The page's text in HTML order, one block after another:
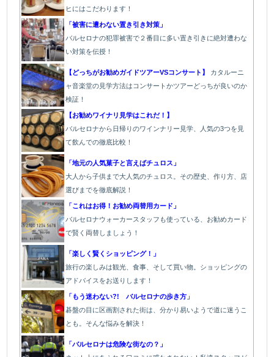
ヒにはこだわります ！
「被害に遭わない置き引き対策」
バルセロナの犯罪被害で２番目に多い置き引きに絶対遭わな
い対策を伝授！
【どっちがお勧めガイドツアーVSコンサート】 カタルーニ
ャ音楽堂の見学方法はコンサートかツアーどっちが良いのか
検証！
【お勧めワイナリ見学はこれだ！】
バルセロナから日帰りのワインナリー見学、人気の3つを見
て飲んでの徹底比較！
「地元の人気菓子と言えばチュロス」
大人から子供まで大人気のチュロス。その歴史、作り方、店
選びまでを徹底解説！
「これはお得！お勧め両替用カード」
バルセロナウォーカースタッフも使っている、お勧めカード
で賢く両替しましょう！
「楽しく賢くショッピング！」
旅行の楽しみは観光、食事、そして買い物。ショッピングの
アドバイスをお送りします！
「もう迷わない?! バルセロナの歩き方 」
碁盤の目に区画割された街は、分かり易いようで道に迷うこ
とも。そんな悩みを解決！
「バルセロナは危険な街なの？」